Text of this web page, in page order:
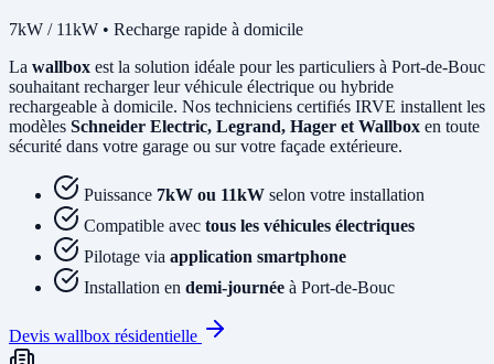
7kW / 11kW • Recharge rapide à domicile
La wallbox est la solution idéale pour les particuliers à Port-de-Bouc
souhaitant recharger leur véhicule électrique ou hybride
rechargeable à domicile. Nos techniciens certifiés IRVE installent les
modèles Schneider Electric, Legrand, Hager et Wallbox en toute
sécurité dans votre garage ou sur votre façade extérieure.
Puissance 7kW ou 11kW selon votre installation
Compatible avec tous les véhicules électriques
Pilotage via application smartphone
Installation en demi-journée à Port-de-Bouc
Devis wallbox résidentielle